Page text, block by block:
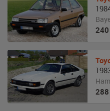
240
288